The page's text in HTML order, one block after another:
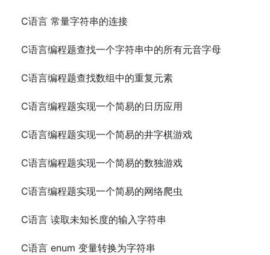
C语言 常量字符串的连接
C语言编程题查找一个字符串中的所有元音字母
C语言编程题查找数组中的重复元素
C语言编程题实现一个简易的日历应用
C语言编程题实现一个简易的井字棋游戏
C语言编程题实现一个简易的数独游戏
C语言编程题实现一个简易的网络爬虫
C语言 读取未知长度的输入字符串
C语言 enum 变量转换为字符串